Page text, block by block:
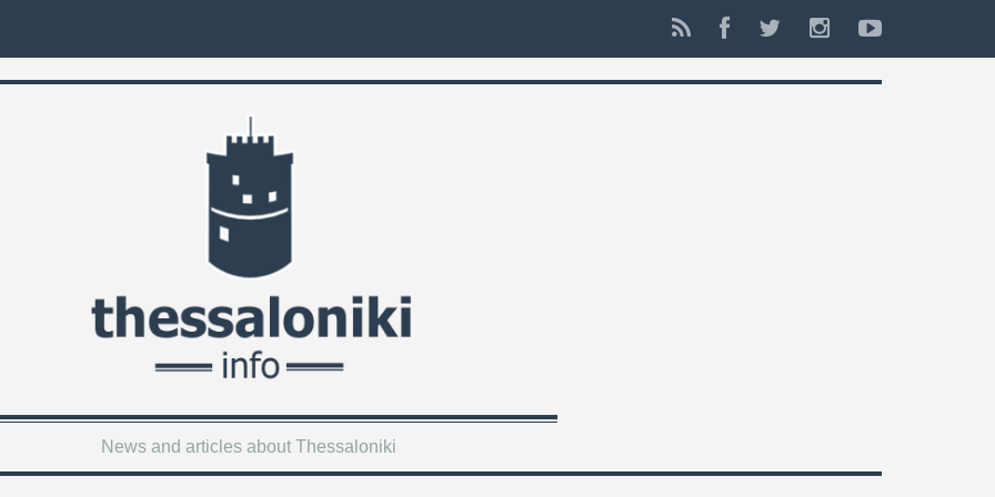
News and articles about Thessaloniki